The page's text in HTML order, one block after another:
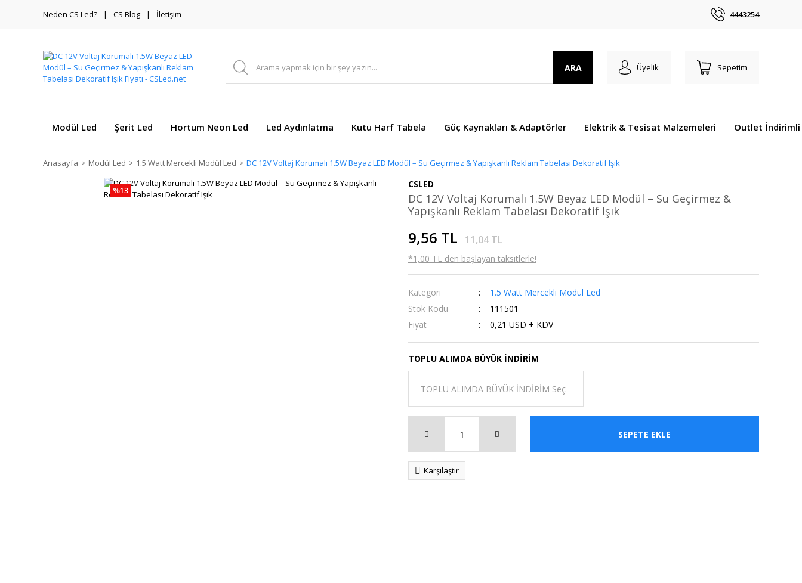
Neden CS Led? CS Blog İletişim 4443254
ARA Üyelik Sepetim
Modül Led Şerit Led Hortum Neon Led Led Aydınlatma Kutu Harf Tabela Güç Kaynakları & Adaptörler Elektrik & Tesisat Malzemeleri Outlet İndirimli
Anasayfa Modül Led 1.5 Watt Mercekli Modül Led DC 12V Voltaj Korumalı 1.5W Beyaz LED Modül – Su Geçirmez & Yapışkanlı Reklam Tabelası Dekoratif Işık
%13
CSLED
DC 12V Voltaj Korumalı 1.5W Beyaz LED Modül – Su Geçirmez &
Yapışkanlı Reklam Tabelası Dekoratif Işık
9,56 TL 11,04 TL
*1,00 TL den başlayan taksitlerle!
Kategori
1.5 Watt Mercekli Modül Led
Stok Kodu
111501
Fiyat
0,21 USD + KDV
TOPLU ALIMDA BÜYÜK İNDİRİM
SEPETE EKLE
Karşılaştır